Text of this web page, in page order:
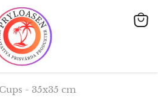
- 35x35 cm